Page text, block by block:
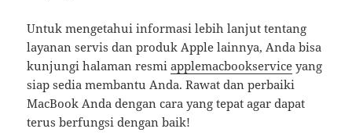
Untuk mengetahui informasi lebih lanjut tentang
layanan servis dan produk Apple lainnya, Anda bisa
kunjungi halaman resmiapplemacbookservice yang
siap sedia membantu Anda. Rawat dan perbaiki
MacBook Anda dengan cara yang tepat agar dapat
terus berfungsi dengan baik!